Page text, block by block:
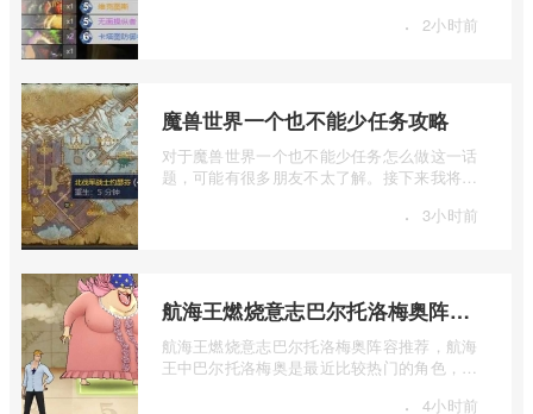
· 2小时前
魔兽世界一个也不能少任务攻略
对于魔兽世界一个也不能少任务怎么做这一话
题，可能有很多朋友不太了解。接下来我将为
· 3小时前
航海王燃烧意志巴尔托洛梅奥阵容推荐
航海王燃烧意志巴尔托洛梅奥阵容推荐，航海
王中巴尔托洛梅奥是最近比较热门的角色，很
· 4小时前